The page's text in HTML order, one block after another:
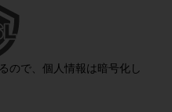
ので、個人情報は暗号化し